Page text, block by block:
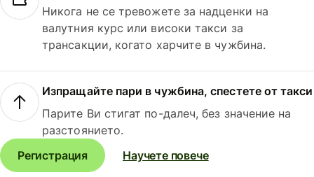
Никога не се тревожете за надценки на
валутния курс или високи такси за
трансакции, когато харчите в чужбина.
Изпращайте пари в чужбина, спестете от такси
Парите Ви стигат по-далеч, без значение на
разстоянието.
Регистрация
Научете повече